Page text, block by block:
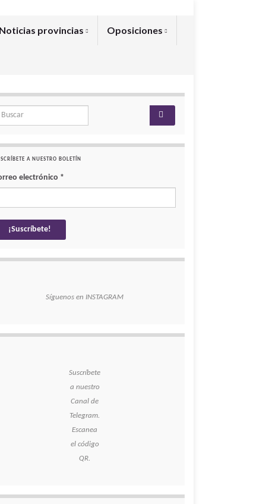
Noticias provincias Oposiciones
for:
A NUESTRO BOLETÍN
electrónico *
Síguenos en INSTAGRAM
Suscríbete
a nuestro
Canal de
Telegram.
Escanea
el código
QR.